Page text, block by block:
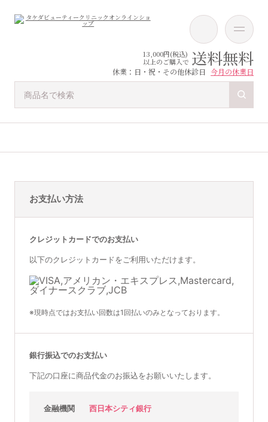
13,000円(税込)
以上のご購入で 送料無料
休業：日・祝・その他休診日 今月の休業日
お支払い方法
クレジットカードでのお支払い
以下のクレジットカードをご利用いただけます。
※現時点ではお支払い回数は1回払いのみとなっております。
銀行振込でのお支払い
下記の口座に商品代金のお振込をお願いいたします。
金融機関 西日本シティ銀行